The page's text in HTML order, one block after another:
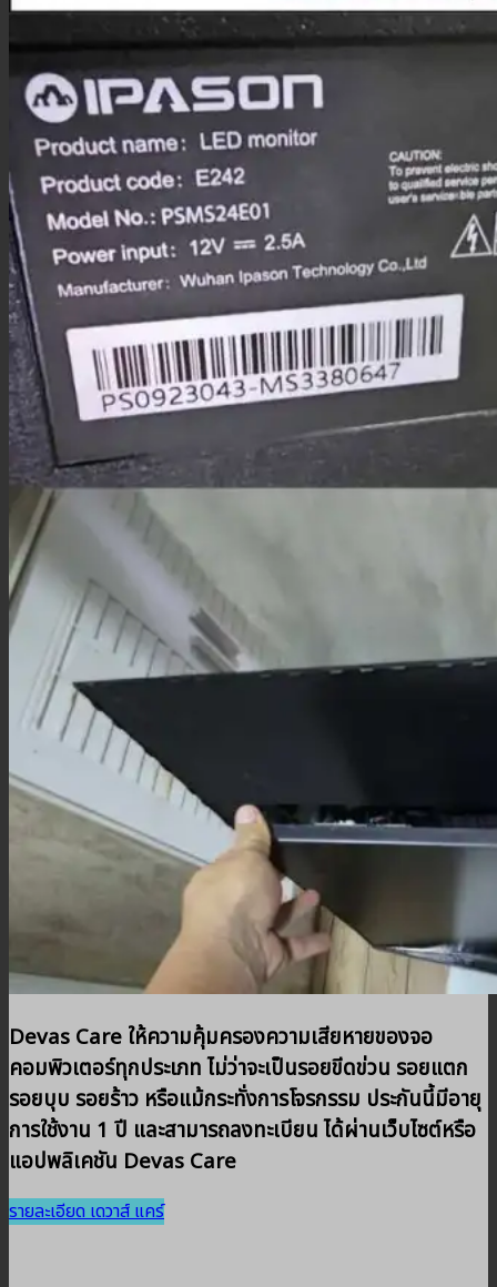
Devas Care ให้ความคุ้มครองความเสียหายของจอ
คอมพิวเตอร์ทุกประเภท ไม่ว่าจะเป็นรอยขีดข่วน รอยแตก
รอยบุบ รอยร้าว หรือแม้กระทั่งการโจรกรรม ประกันนี้มีอายุ
การใช้งาน 1 ปี และสามารถลงทะเบียน ได้ผ่านเว็บไซต์หรือ
แอปพลิเคชัน Devas Care
รายละเอียด เดวาส์ แคร์